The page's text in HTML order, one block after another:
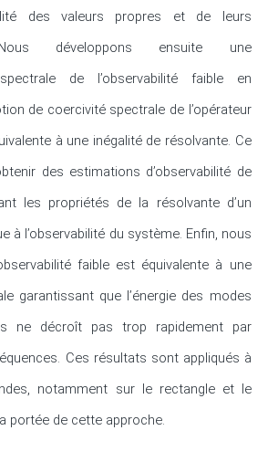
des valeurs propres et de leurs
développons ensuite une
de l’observabilité faible en
de coercivité spectrale de l’opérateur
à une inégalité de résolvante. Ce
des estimations d’observabilité de
les propriétés de la résolvante d’un
à l’observabilité du système. Enfin, nous
faible est équivalente à une
garantissant que l’énergie des modes
ne décroît pas trop rapidement par
Ces résultats sont appliqués à
notamment sur le rectangle et le